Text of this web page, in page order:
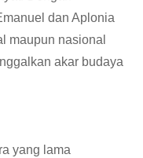
dan Aplonia
maupun nasional
akar budaya
yang lama